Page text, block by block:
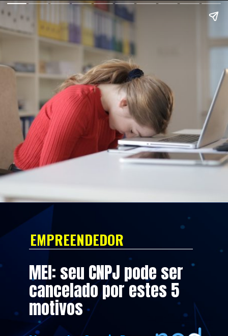
EMPREENDEDOR
MEI: seu CNPJ pode ser
cancelado por estes 5
motivos